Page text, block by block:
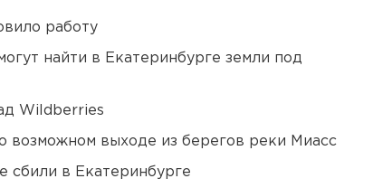
работу
найти в Екатеринбурге земли под
Wildberries
возможном выходе из берегов реки Миасс
сбили в Екатеринбурге